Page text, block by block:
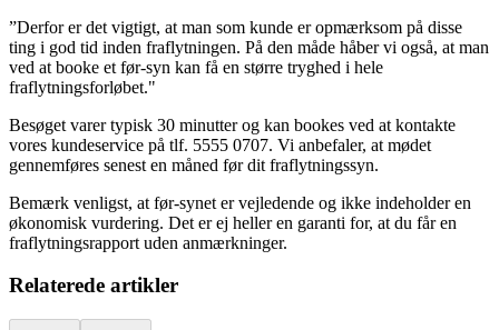
”Derfor er det vigtigt, at man som kunde er opmærksom på disse
ting i god tid inden fraflytningen. På den måde håber vi også, at man
ved at booke et før-syn kan få en større tryghed i hele
fraflytningsforløbet."
Besøget varer typisk 30 minutter og kan bookes ved at kontakte
vores kundeservice på tlf. 5555 0707. Vi anbefaler, at mødet
gennemføres senest en måned før dit fraflytningssyn.
Bemærk venligst, at før-synet er vejledende og ikke indeholder en
økonomisk vurdering. Det er ej heller en garanti for, at du får en
fraflytningsrapport uden anmærkninger.
Relaterede artikler